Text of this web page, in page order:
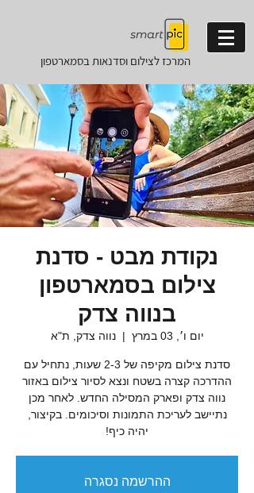
המרכז לצילום וסדנאותבסמארטפון
נקודת מבט - סדנת
צילום בסמארטפון
בנווה צדק
יום ו׳, 03 במרץ
  |
נווה צדק, ת"א
סדנת צילום מקיפה של 2-3 שעות, נתחיל עם
ההדרכה קצרה בשטח ונצא לסיור צילום באזור
נווה צדק ופארק המסילה החדש. לאחר מכן
נתיישב לעריכת התמונות וסיכומים. בקיצור,
יהיה כיף!
ההרשמה נסגרה